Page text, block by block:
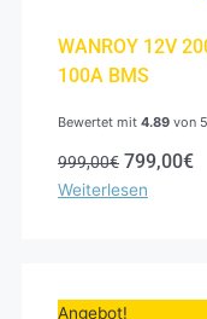
WANROY 12V
100A BMS
Bewertet mit 4.89 von 5
999,00€ 799,00€
Weiterlesen
Angebot!Preis